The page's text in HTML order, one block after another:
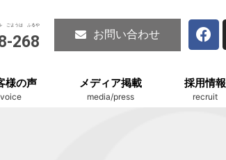
268 お問い合わせ
様の声
voice
メディア掲載
media/press
採用情報
recruit